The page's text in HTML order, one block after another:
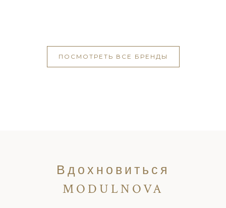
ПОСМОТРЕТЬ ВСЕ БРЕНДЫ
Вдохновиться
MODULNOVA